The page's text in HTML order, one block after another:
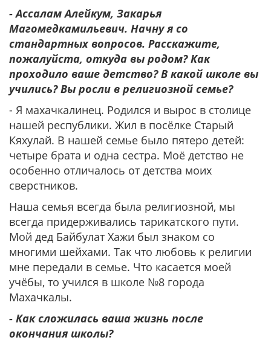
- Ассалам Алейкум, Закарья
Магомедкамильевич. Начну я со
стандартных вопросов. Расскажите,
пожалуйста, откуда вы родом? Как
проходило ваше детство? В какой школе вы
учились? Вы росли в религиозной семье?
- Я махачкалинец. Родился и вырос в столице
нашей республики. Жил в посёлке Старый
Кяхулай. В нашей семье было пятеро детей:
четыре брата и одна сестра. Моё детство не
особенно отличалось от детства моих
сверстников.
Наша семья всегда была религиозной, мы
всегда придерживались тарикатского пути.
Мой дед Байбулат Хажи был знаком со
многими шейхами. Так что любовь к религии
мне передали в семье. Что касается моей
учёбы, то учился в школе №8 города
Махачкалы.
- Как сложилась ваша жизнь после
окончания школы?